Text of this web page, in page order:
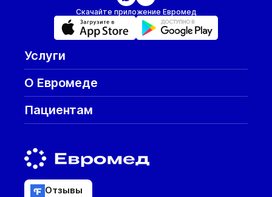
Скачайте приложение Евромед
Услуги
О Евромеде
Пациентам
Отзывы